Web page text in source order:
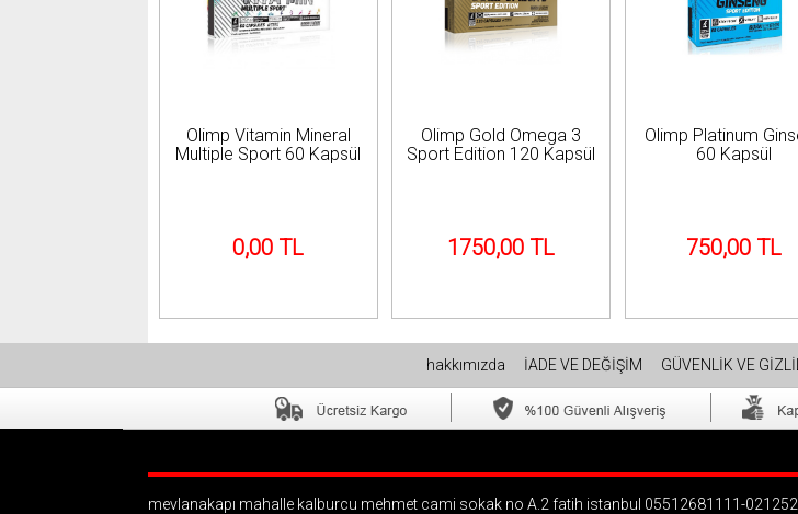
Olimp Vitamin Mineral
Multiple Sport 60 Kapsül
0,00 TL
Olimp Gold Omega 3
Sport Edition 120 Kapsül
1750,00 TL
Olimp Platinum
60 Kapsül
750,00 TL
hakkımızda İADE VE DEĞİŞİM GÜVENLİK VE
mevlanakapı mahalle kalburcu mehmet cami sokak no A.2 fatih istanbul 05512681111-